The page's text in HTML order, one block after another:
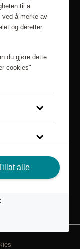
til å
å merke av
og deretter
du gjøre dette
cookies"
vi bruker
hvordan vi
alle
FOR